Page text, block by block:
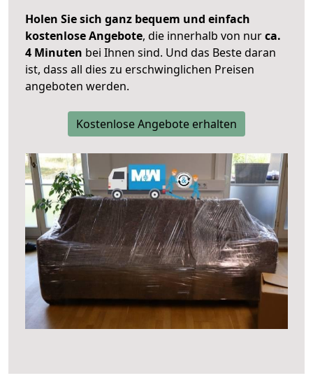
Holen Sie sich ganz bequem und einfach
kostenlose Angebote, die innerhalb von nurca.
4 Minuten bei Ihnen sind. Und das Beste daran
ist, dass all dies zu erschwinglichen Preisen
angeboten werden.
Kostenlose Angebote erhalten